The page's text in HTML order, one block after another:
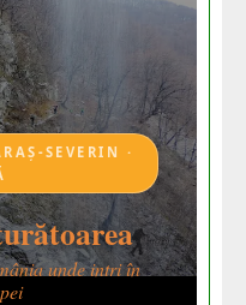
SEVERIN ·
unde intri în